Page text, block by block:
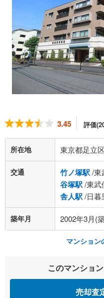
3.45 評価
所在地 東京都足立
交通 竹ノ塚駅/東
谷塚駅/東
舎人駅/日
築年月 2002年3月(
マンション
このマンショ
売却査